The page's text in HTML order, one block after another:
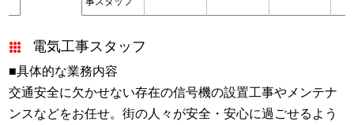
電気工事スタッフ
■具体的な業務内容
交通安全に欠かせない存在の信号機の設置工事やメンテナ
ンスなどをお任せ。街の人々が安全・安心に過ごせるよう